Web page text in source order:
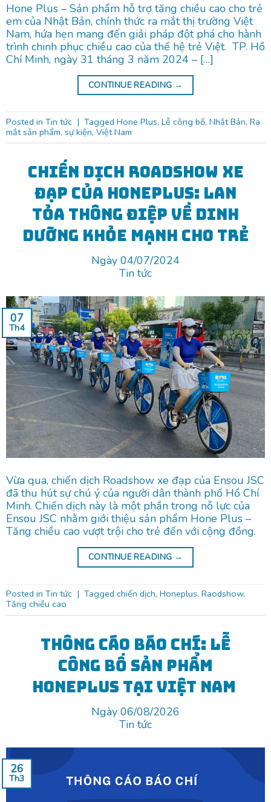
Hone Plus – Sản phẩm hỗ trợ tăng chiều cao cho trẻ
em của Nhật Bản, chính thức ra mắt thị trường Việt
Nam, hứa hẹn mang đến giải pháp đột phá cho hành
trình chinh phục chiều cao của thế hệ trẻ Việt. TP. Hồ
Chí Minh, ngày 31 tháng 3 năm 2024 – […]
CONTINUE READING →
Posted in Tin tức | Tagged Hone Plus, Lễ công bố, Nhật Bản, Ra
mắt sản phẩm, sự kiện, Việt Nam
Chiến dịch Roadshow xe
đạp của HonePlus: Lan
tỏa thông điệp về dinh
dưỡng khỏe mạnh cho trẻ
Ngày 04/07/2024
Tin tức
07
Th4
Vừa qua, chiến dịch Roadshow xe đạp của Ensou JSC
đã thu hút sự chú ý của người dân thành phố Hồ Chí
Minh. Chiến dịch này là một phần trong nỗ lực của
Ensou JSC nhằm giới thiệu sản phẩm Hone Plus –
Tăng chiều cao vượt trội cho trẻ đến với cộng đồng.
CONTINUE READING →
Posted in Tin tức | Tagged chiến dịch, Honeplus, Raodshow,
Tăng chiều cao
THÔNG CÁO BÁO CHÍ: LỄ
CÔNG BỐ SẢN PHẨM
HONEPLUS TẠI VIỆT NAM
Ngày 06/08/2026
Tin tức
26
Th3